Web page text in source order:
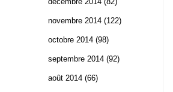
novembre 2014 (122)
octobre 2014 (98)
septembre 2014 (92)
août 2014 (66)